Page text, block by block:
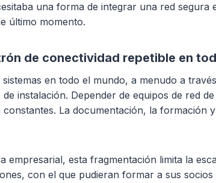
una forma de integrar una red
último momento.
de conectividad repetible en
en todo el mundo, a menudo a
instalación. Depender de equipos de red
constantes. La documentación, la
empresarial, esta fragmentación limita la
con el que pudieran formar a sus